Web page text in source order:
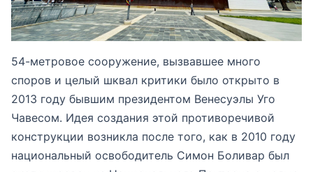
54-метровое сооружение, вызвавшее много
споров и целый шквал критики было открыто в
2013 году бывшим президентом Венесуэлы Уго
Чавесом. Идея создания этой противоречивой
конструкции возникла после того, как в 2010 году
национальный освободитель Симон Боливар был